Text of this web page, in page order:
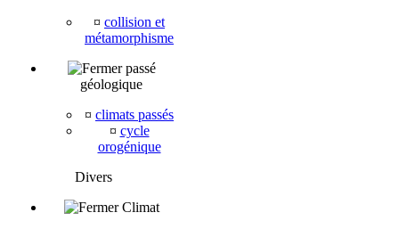
¤ collision et
métamorphisme
passé
géologique
¤ climats passés
¤ cycle
orogénique
Divers
Climat